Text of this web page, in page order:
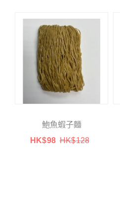
鮑魚蝦子麵
HK$98 HK$128